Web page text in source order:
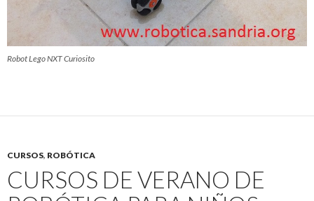
Robot Lego NXT Curiosito
CURSOS, ROBÓTICA
CURSOS DE VERANO DE